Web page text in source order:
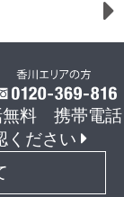
無料 携帯電話
ください